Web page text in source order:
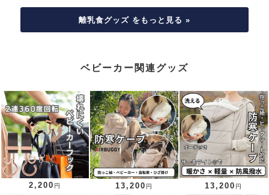
離乳食グッズ をもっと見る »
ベビーカー関連グッズ
2,200 円 13,200 円 13,200 円